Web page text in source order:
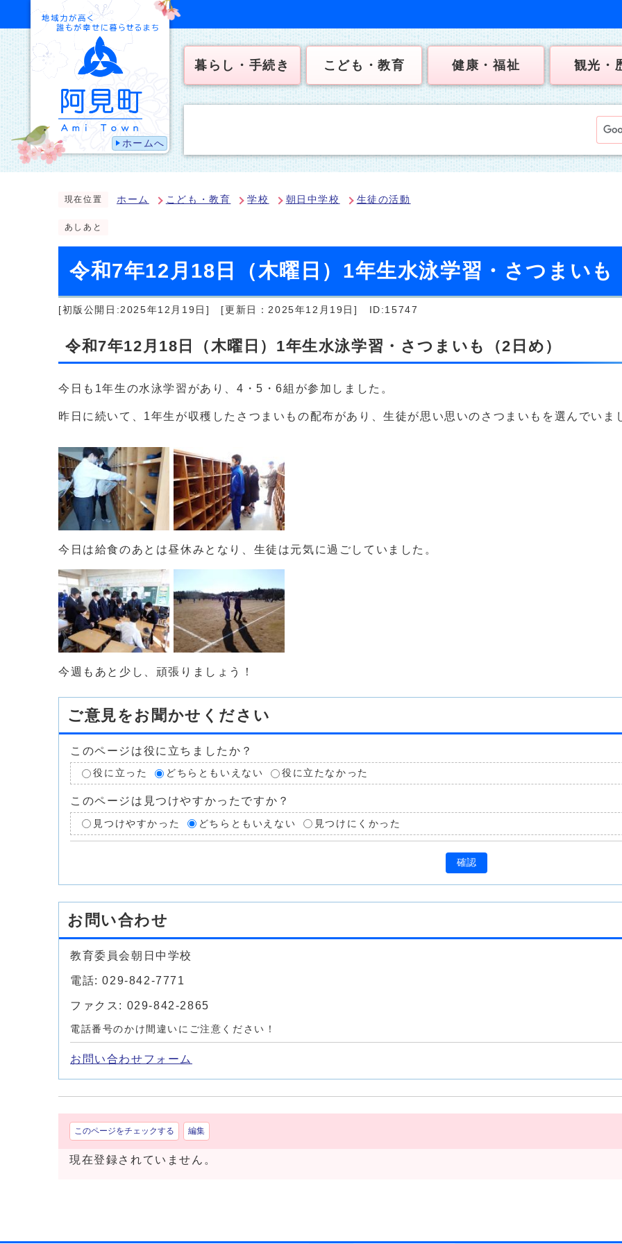
ホームへ
暮らし・手続き こども・教育 健康・福祉 観光・
現在位置 ホーム こども・教育 学校 朝日中学校 生徒の活動
あしあと
令和7年12月18日（木曜日）1年生水泳学習・さつまいも
[初版公開日:2025年12月19日] [更新日：2025年12月19日] ID:15747
令和7年12月18日（木曜日）1年生水泳学習・さつまいも（2日め）
今日も1年生の水泳学習があり、4・5・6組が参加しました。
昨日に続いて、1年生が収穫したさつまいもの配布があり、生徒が思い思いのさつまいもを選んでいま
今日は給食のあとは昼休みとなり、生徒は元気に過ごしていました。
今週もあと少し、頑張りましょう！
ご意見をお聞かせください
このページは役に立ちましたか？
役に立った どちらともいえない 役に立たなかった
このページは見つけやすかったですか？
見つけやすかった どちらともいえない 見つけにくかった
確認
お問い合わせ
教育委員会朝日中学校
電話: 029-842-7771
ファクス: 029-842-2865
電話番号のかけ間違いにご注意ください！
お問い合わせフォーム
このページをチェックする 編集
現在登録されていません。